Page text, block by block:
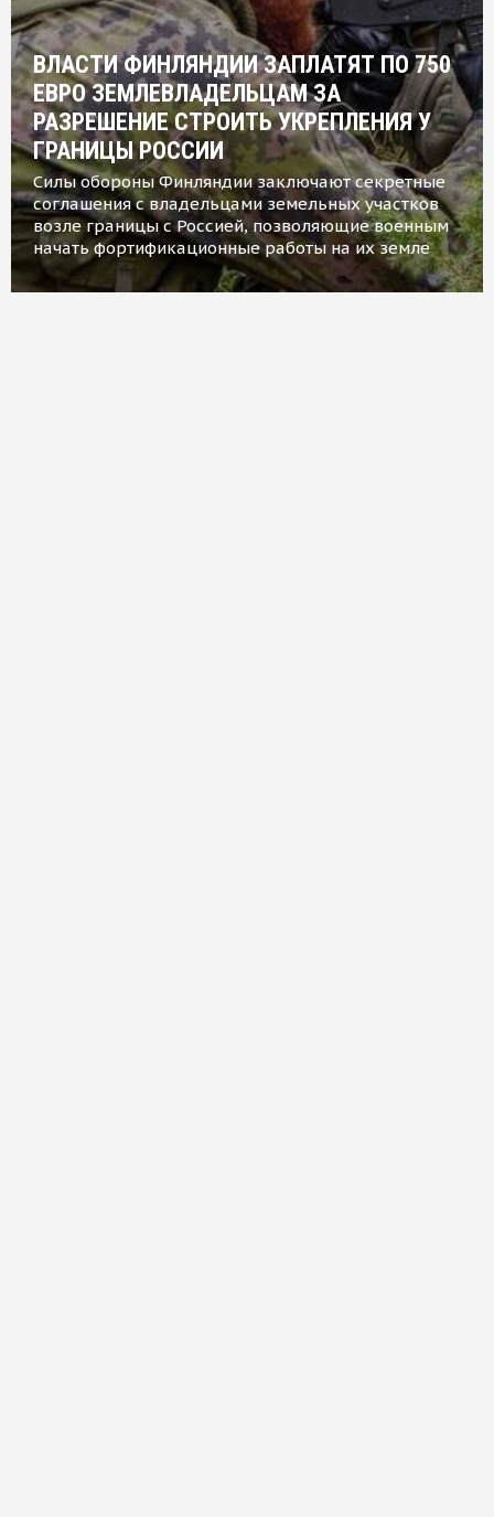
ВЛАСТИ ФИНЛЯНДИИ ЗАПЛАТЯТ ПО 750
ЕВРО ЗЕМЛЕВЛАДЕЛЬЦАМ ЗА
РАЗРЕШЕНИЕ СТРОИТЬ УКРЕПЛЕНИЯ У
ГРАНИЦЫ РОССИИ
Силы обороны Финляндии заключают секретные
соглашения с владельцами земельных участков
возле границы с Россией, позволяющие военным
начать фортификационные работы на их земле